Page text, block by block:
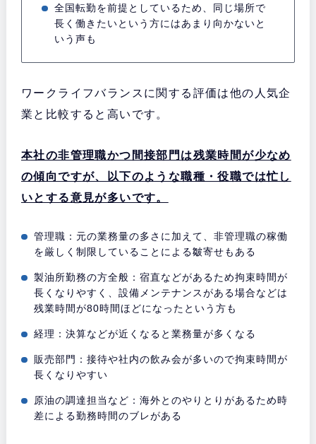
全国転勤を前提としているため、同じ場所で
長く働きたいという方にはあまり向かないと
いう声も
ワークライフバランスに関する評価は他の人気企
業と比較すると高いです。
本社の非管理職かつ間接部門は残業時間が少なめ
の傾向ですが、以下のような職種・役職では忙し
いとする意見が多いです。
管理職：元の業務量の多さに加えて、非管理職の稼働
を厳しく制限していることによる皺寄せもある
製油所勤務の方全般：宿直などがあるため拘束時間が
長くなりやすく、設備メンテナンスがある場合などは
残業時間が80時間ほどになったという方も
経理：決算などが近くなると業務量が多くなる
販売部門：接待や社内の飲み会が多いので拘束時間が
長くなりやすい
原油の調達担当など：海外とのやりとりがあるため時
差による勤務時間のブレがある